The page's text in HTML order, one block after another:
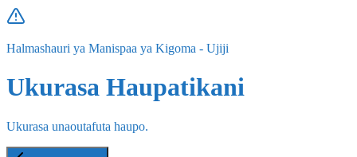
Halmashauri ya Manispaa ya Kigoma - Ujiji
Ukurasa Haupatikani
Ukurasa unaoutafuta haupo.